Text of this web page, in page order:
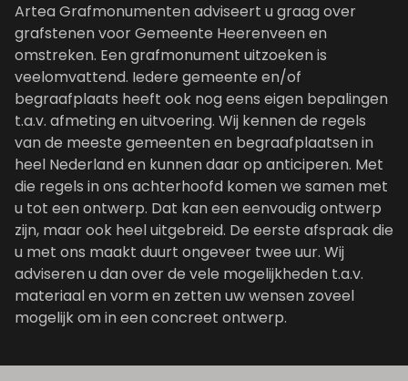
Artea Grafmonumenten adviseert u graag over
grafstenen voor Gemeente Heerenveen en
omstreken. Een grafmonument uitzoeken is
veelomvattend. Iedere gemeente en/of
begraafplaats heeft ook nog eens eigen bepalingen
t.a.v. afmeting en uitvoering. Wij kennen de regels
van de meeste gemeenten en begraafplaatsen in
heel Nederland en kunnen daar op anticiperen. Met
die regels in ons achterhoofd komen we samen met
u tot een ontwerp. Dat kan een eenvoudig ontwerp
zijn, maar ook heel uitgebreid. De eerste afspraak die
u met ons maakt duurt ongeveer twee uur. Wij
adviseren u dan over de vele mogelijkheden t.a.v.
materiaal en vorm en zetten uw wensen zoveel
mogelijk om in een concreet ontwerp.